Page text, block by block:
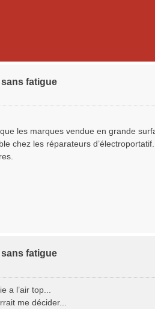
fatigue
les marques vendue en grande
chez les réparateurs
fatigue
a l’air top...
me décider...